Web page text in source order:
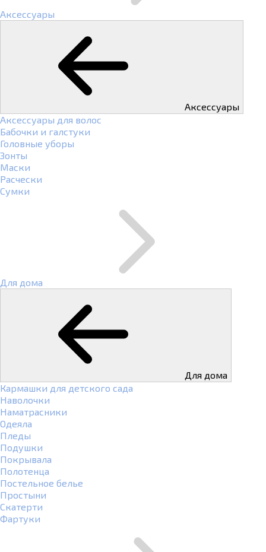
Аксессуары
Аксессуары
Аксессуары для волос
Бабочки и галстуки
Головные уборы
Зонты
Маски
Расчески
Сумки
Для дома
Для дома
Кармашки для детского сада
Наволочки
Наматрасники
Одеяла
Пледы
Подушки
Покрывала
Полотенца
Постельное белье
Простыни
Скатерти
Фартуки